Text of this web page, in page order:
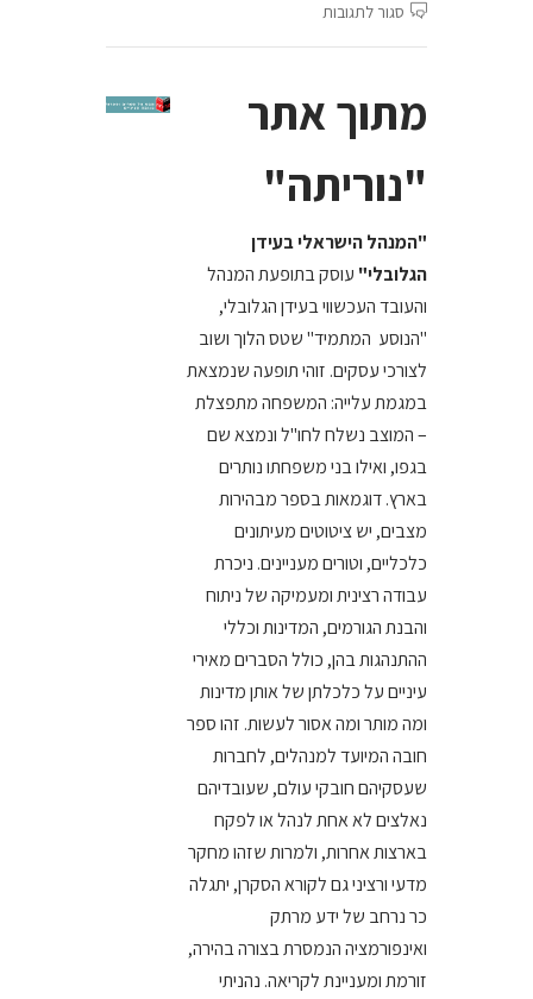
סגור לתגובות
מתוך
"נוריתה"
מתוך אתר
"נוריתה"
"המנהל הישראלי בעידן
הגלובלי" עוסק בתופעת המנהל
והעובד העכשווי בעידן הגלובלי,
"הנוסע המתמיד" שטס הלוך ושוב
לצורכי עסקים. זוהי תופעה שנמצאת
במגמת עלייה: המשפחה מתפצלת
– המוצב נשלח לחו"ל ונמצא שם
בגפו, ואילו בני משפחתו נותרים
בארץ. דוגמאות בספר מבהירות
מצבים, יש ציטוטים מעיתונים
כלכליים, וטורים מעניינים. ניכרת
עבודה רצינית ומעמיקה של ניתוח
והבנת הגורמים, המדינות וכללי
ההתנהגות בהן, כולל הסברים מאירי
עיניים על כלכלתן של אותן מדינות
ומה מותר ומה אסור לעשות. זהו ספר
חובה המיועד למנהלים, לחברות
שעסקיהם חובקי עולם, שעובדיהם
נאלצים לא אחת לנהל או לפקח
בארצות אחרות, ולמרות שזהו מחקר
מדעי ורציני גם לקורא הסקרן, יתגלה
כר נרחב של ידע מרתק
ואינפורמציה הנמסרת בצורה בהירה,
זורמת ומעניינת לקריאה. נהניתי